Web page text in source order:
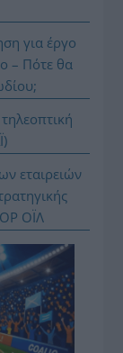
για έργο
– Πότε θα
εταιρειών
ΟΪΛ